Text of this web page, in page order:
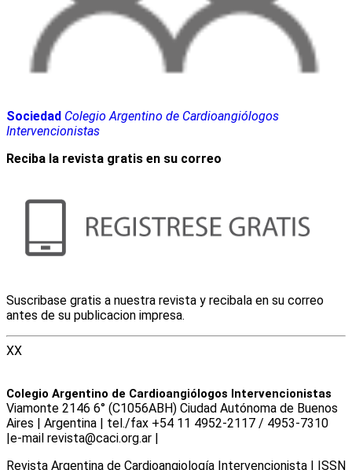
Sociedad Colegio Argentino de Cardioangiólogos
Intervencionistas
Reciba la revista gratis en su correo
Suscribase gratis a nuestra revista y recibala en su correo
antes de su publicacion impresa.
XX
Colegio Argentino de Cardioangiólogos Intervencionistas
Viamonte 2146 6° (C1056ABH) Ciudad Autónoma de Buenos
Aires | Argentina | tel./fax +54 11 4952-2117 / 4953-7310
|e-mail revista@caci.org.ar |
Revista Argentina de Cardioangiologí­a Intervencionista | ISSN